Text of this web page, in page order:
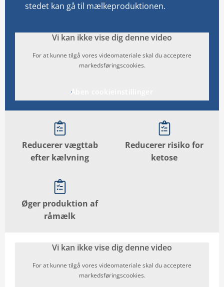
stedet kan gå til mælkeproduktionen.
Vi kan ikke vise dig denne video
For at kunne tilgå vores videomateriale skal du acceptere
markedsføringscookies.
Åben cookieinstillinger
Reducerer vægttab
efter kælvning
Reducerer risiko for
ketose
Øger produktion af
råmælk
Vi kan ikke vise dig denne video
For at kunne tilgå vores videomateriale skal du acceptere
markedsføringscookies.